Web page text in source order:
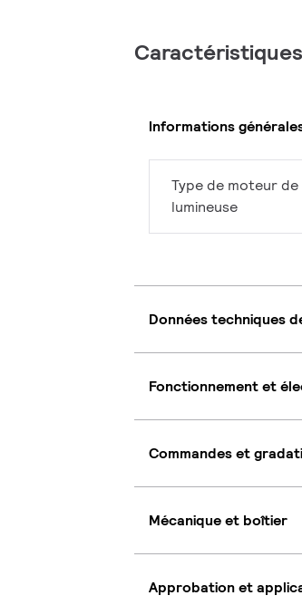
Caractéristiques
Informations
Type de moteur
lumineuse
Données techniques
Fonctionnement et
Commandes et
Mécanique et boîtier
Approbation et